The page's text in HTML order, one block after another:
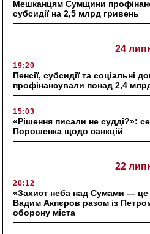
Мешканцям Сумщини
субсидії на 2,5 млрд гривень
24
19:20
Пенсії, субсидії та соціальні
профінансували понад 2,4
15:03
«Рішення писали не судді?»:
Порошенка щодо санкцій
22
20:12
«Захист неба над Сумами — це
Вадим Акпєров разом із
оборону міста